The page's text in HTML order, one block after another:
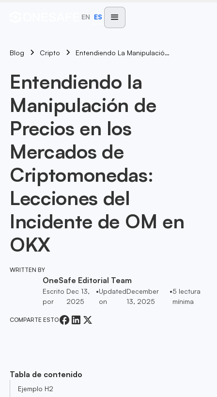
EN ES
Blog Cripto Entendiendo La Manipulación De Precios En Los Mercados De Criptomonedas: Lecciones Del Incidente De OM En OKX
Entendiendo la
Manipulación de
Precios en los
Mercados de
Criptomonedas:
Lecciones del
Incidente de OM en
OKX
WRITTEN BY
OneSafe Editorial Team
Escrito
por
Dec 13,
2025
•Updated
on
December
13, 2025
•5 lectura
mínima
COMPARTE ESTO
Tabla de contenido
Ejemplo H2